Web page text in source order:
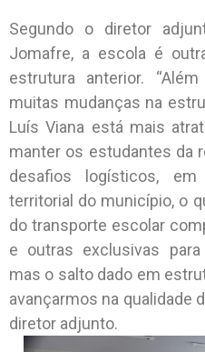
Segundo o diretor
Jomafre, a escola é
estrutura anterior.
muitas mudanças na
Luís Viana está mais
manter os estudantes da
desafios logísticos,
territorial do município, o
do transporte escolar
e outras exclusivas
mas o salto dado em
avançarmos na qualidade
diretor adjunto.